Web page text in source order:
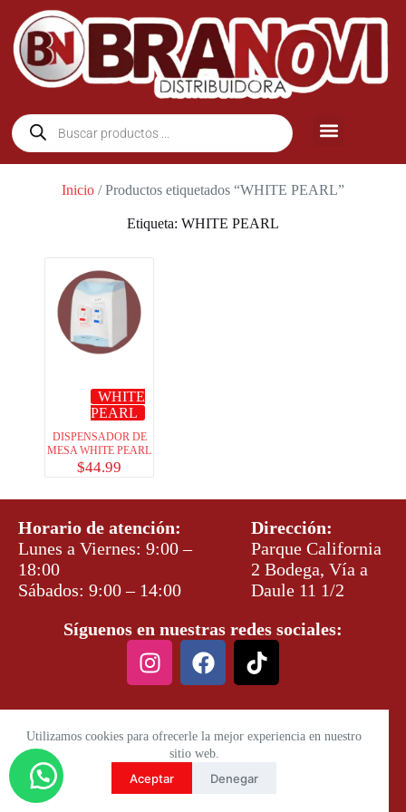
Utilizamos cookies para ofrecerle la mejor experiencia en nuestro
sitio web.
Aceptar Denegar
Inicio / Productos etiquetados “WHITE PEARL”
Etiqueta: WHITE PEARL
WHITE
PEARL
DISPENSADOR DE
MESA WHITE PEARL
$44.99
Horario de atención:
Lunes a Viernes: 9:00 –
18:00
Sábados: 9:00 – 14:00
Dirección:
Parque California
2 Bodega, Vía a
Daule 11 1/2
Síguenos en nuestras redes sociales: